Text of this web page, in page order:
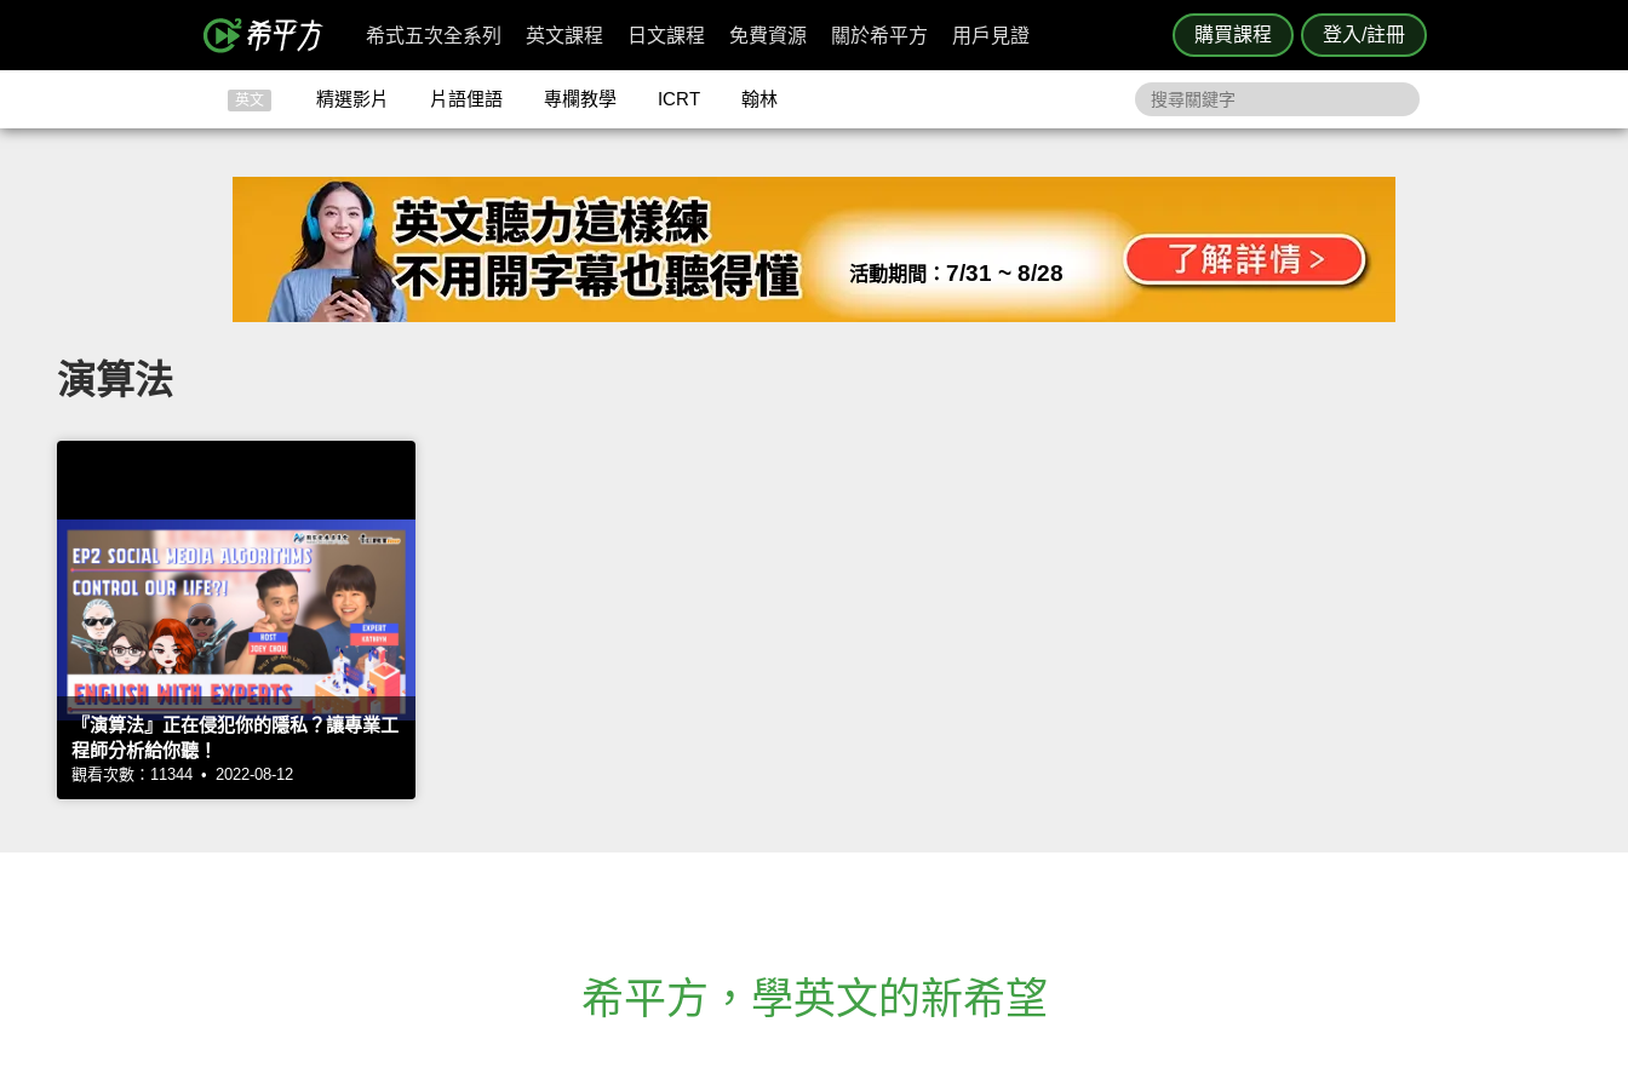
購買課程 登入/註冊
希式五次全系列 英文課程 日文課程 免費資源 關於希平方 用戶見證
英文 精選影片 片語俚語 專欄教學 ICRT 翰林
活動期間： 7/31 ~ 8/28
演算法
『演算法』正在侵犯你的隱私？讓專業工
程師分析給你聽！
觀看次數：11344 • 2022-08-12
希平方 ， 學英文的新希望